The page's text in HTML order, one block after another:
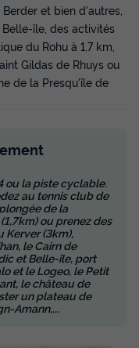
O'Hara 734T
2
Salle de bain
1
et bien d'autres,
île, des activités
du Rohu à 1,7 km,
Gildas de Rhuys ou
de la Presqu'île de
ou la piste cyclable.
au tennis club de
de la
ou prenez des
(3km),
le Cairn de
et Belle-île, port
et le Logeo, le Petit
le château de
un plateau de
Amann,...